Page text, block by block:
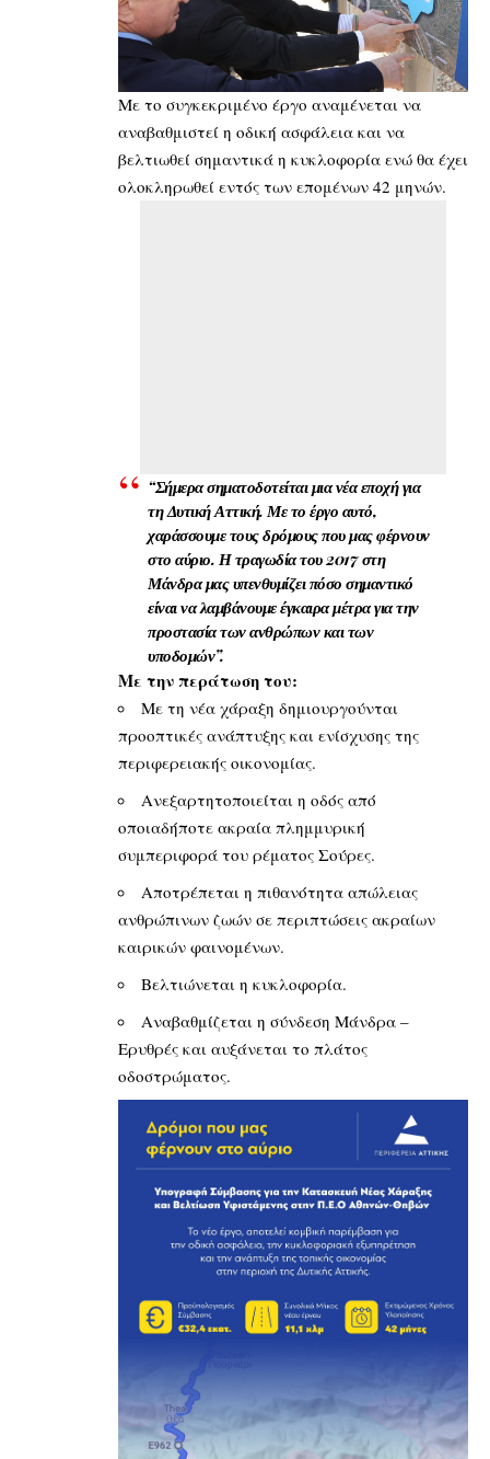
Με το συγκεκριμένο έργο αναμένεται να
αναβαθμιστεί η οδική ασφάλεια και να
βελτιωθεί σημαντικά η κυκλοφορία ενώ θα έχει
ολοκληρωθεί εντός των επομένων 42 μηνών.
“Σήμερα σηματοδοτείται μια νέα εποχή για
τη Δυτική Αττική. Με το έργο αυτό,
χαράσσουμε τους δρόμους που μας φέρνουν
στο αύριο. Η τραγωδία του 2017 στη
Μάνδρα μας υπενθυμίζει πόσο σημαντικό
είναι να λαμβάνουμε έγκαιρα μέτρα για την
προστασία των ανθρώπων και των
υποδομών”.
Με την περάτωση του:
Με τη νέα χάραξη δημιουργούνται
προοπτικές ανάπτυξης και ενίσχυσης της
περιφερειακής οικονομίας.
Ανεξαρτητοποιείται η οδός από
οποιαδήποτε ακραία πλημμυρική
συμπεριφορά του ρέματος Σούρες.
Αποτρέπεται η πιθανότητα απώλειας
ανθρώπινων ζωών σε περιπτώσεις ακραίων
καιρικών φαινομένων.
Βελτιώνεται η κυκλοφορία.
Αναβαθμίζεται η σύνδεση Μάνδρα –
Ερυθρές και αυξάνεται το πλάτος
οδοστρώματος.